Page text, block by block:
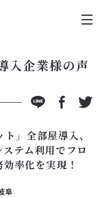
入企業様の声
」全部屋導入、
テム利用でフロ
率化を実現！
阜